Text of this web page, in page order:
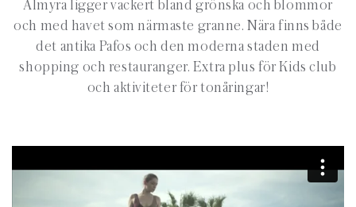
Almyra ligger vackert bland grönska och blommor
och med havet som närmaste granne. Nära finns både
det antika Pafos och den moderna staden med
shopping och restauranger. Extra plus för Kids club
och aktiviteter för tonåringar!